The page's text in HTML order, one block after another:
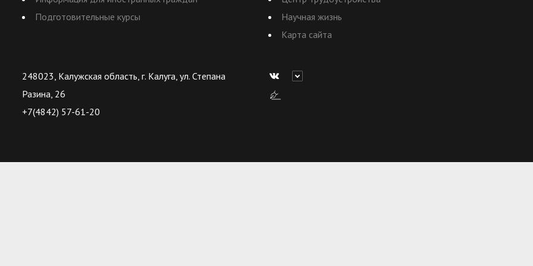
Подготовительные курсы
Научная жизнь
Карта сайта
248023, Калужская область, г. Калуга, ул. Степана
Разина, 26
+7(4842) 57-61-20